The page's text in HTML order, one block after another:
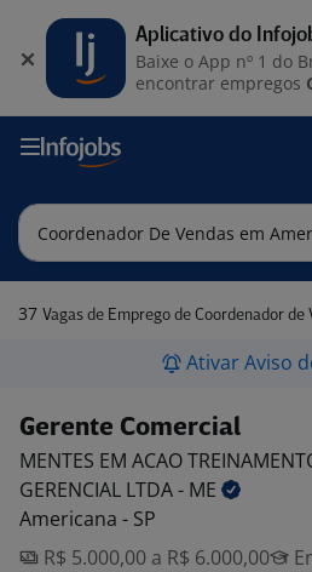
37 Vagas de Emprego de Coordenador de
Ativar Aviso
Gerente Comercial
MENTES EM ACAO
GERENCIAL LTDA - ME
Americana - SP
R$ 5.000,00 a R$ 6.000,00
Aplicativo do
Baixe o App nº 1 do
encontrar empregos